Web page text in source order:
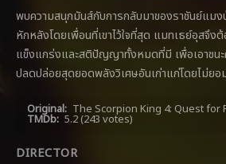
พบความสนุกมันส์กับการกลับมาของราชันย์แมง
หักหลังโดยเพื่อนที่เขาไว้ใจที่สุด แมทเธย์อุสจึง
แข็งแกร่งและสติปัญญาทั้งหมดที่มี เพื่อเอาชนะ
ปลดปล่อยสุดยอดพลังวิเศษอันเก่าแก่โดยไม่ยอม
Original: The Scorpion King 4: Quest for
TMDb: 5.2 (243 votes)
DIRECTOR